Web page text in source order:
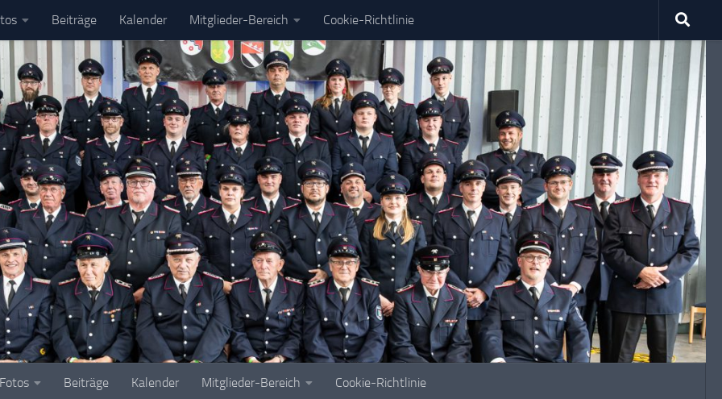
Beiträge Kalender Mitglieder-Bereich Cookie-Richtlinie
Fotos Beiträge Kalender Mitglieder-Bereich Cookie-Richtlinie